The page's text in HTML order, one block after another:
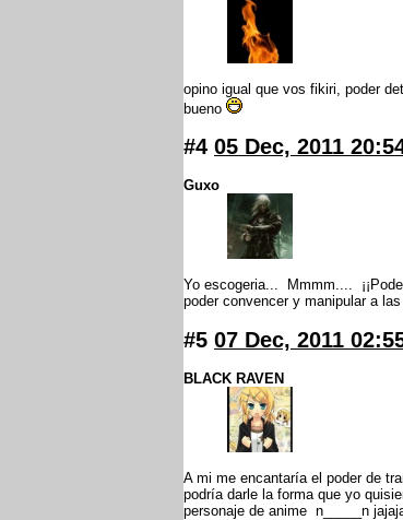
opino igual que vos fikiri, poder
bueno
#4 05 Dec, 2011
Guxo
Yo escogeria... Mmmm....
poder convencer y manipular a
#5 07 Dec, 2011
BLACK RAVEN
A mi me encantaría el poder de
podría darle la forma que yo
personaje de anime n_____n